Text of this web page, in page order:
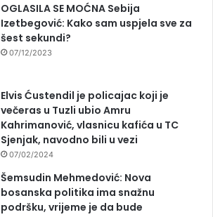
OGLASILA SE MOĆNA Sebija
Izetbegović: Kako sam uspjela sve za
šest sekundi?
07/12/2023
Elvis Ćustendil je policajac koji je
večeras u Tuzli ubio Amru
Kahrimanović, vlasnicu kafića u TC
Sjenjak, navodno bili u vezi
07/02/2024
Šemsudin Mehmedović: Nova
bosanska politika ima snažnu
podršku, vrijeme je da bude